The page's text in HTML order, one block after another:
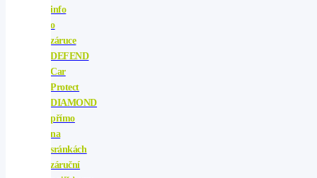
info
o
záruce
DEFEND
Car
Protect
DIAMOND
přímo
na
sránkách
záruční